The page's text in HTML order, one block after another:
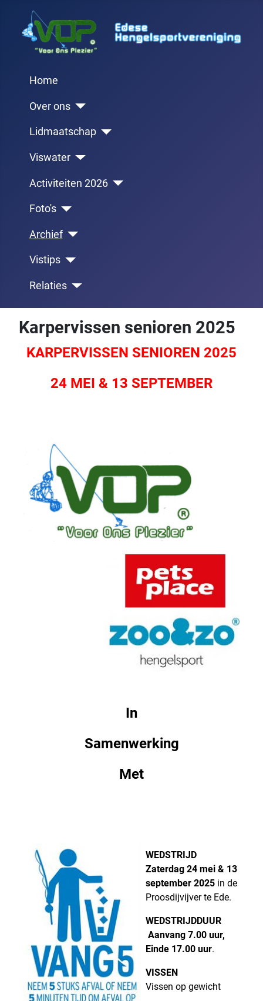
Home
Over ons
Lidmaatschap
Viswater
Activiteiten 2026
Foto's
Archief
Vistips
Relaties
Karpervissen senioren 2025
KARPERVISSEN SENIOREN 2025
24 MEI & 13 SEPTEMBER
In
Samenwerking
Met
WEDSTRIJD
Zaterdag 24 mei & 13
september 2025 in de
Proosdijvijver te Ede.
WEDSTRIJDDUUR
Aanvang 7.00 uur,
Einde 17.00 uur.
VISSEN
Vissen op gewicht